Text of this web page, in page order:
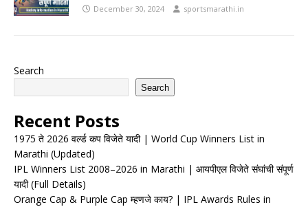
December 30, 2024 sportsmarathi.in
Search
Search
Recent Posts
1975 ते 2026 वर्ल्ड कप विजेते यादी | World Cup Winners List in
Marathi (Updated)
IPL Winners List 2008–2026 in Marathi | आयपीएल विजेते संघांची संपूर्ण
यादी (Full Details)
Orange Cap & Purple Cap म्हणजे काय? | IPL Awards Rules in